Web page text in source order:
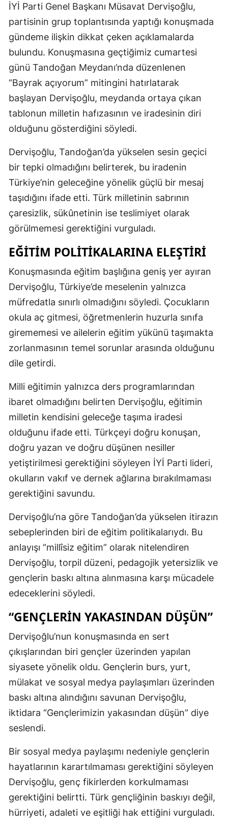
İYİ Parti Genel Başkanı Müsavat Dervişoğlu,
partisinin grup toplantısında yaptığı konuşmada
gündeme ilişkin dikkat çeken açıklamalarda
bulundu. Konuşmasına geçtiğimiz cumartesi
günü Tandoğan Meydanı’nda düzenlenen
“Bayrak açıyorum” mitingini hatırlatarak
başlayan Dervişoğlu, meydanda ortaya çıkan
tablonun milletin hafızasının ve iradesinin diri
olduğunu gösterdiğini söyledi.
Dervişoğlu, Tandoğan’da yükselen sesin geçici
bir tepki olmadığını belirterek, bu iradenin
Türkiye’nin geleceğine yönelik güçlü bir mesaj
taşıdığını ifade etti. Türk milletinin sabrının
çaresizlik, sükûnetinin ise teslimiyet olarak
görülmemesi gerektiğini vurguladı.
EĞITIM POLITIKALARINA ELEŞTIRI
Konuşmasında eğitim başlığına geniş yer ayıran
Dervişoğlu, Türkiye’de meselenin yalnızca
müfredatla sınırlı olmadığını söyledi. Çocukların
okula aç gitmesi, öğretmenlerin huzurla sınıfa
girememesi ve ailelerin eğitim yükünü taşımakta
zorlanmasının temel sorunlar arasında olduğunu
dile getirdi.
Milli eğitimin yalnızca ders programlarından
ibaret olmadığını belirten Dervişoğlu, eğitimin
milletin kendisini geleceğe taşıma iradesi
olduğunu ifade etti. Türkçeyi doğru konuşan,
doğru yazan ve doğru düşünen nesiller
yetiştirilmesi gerektiğini söyleyen İYİ Parti lideri,
okulların vakıf ve dernek ağlarına bırakılmaması
gerektiğini savundu.
Dervişoğlu’na göre Tandoğan’da yükselen itirazın
sebeplerinden biri de eğitim politikalarıydı. Bu
anlayışı “millîsiz eğitim” olarak nitelendiren
Dervişoğlu, torpil düzeni, pedagojik yetersizlik ve
gençlerin baskı altına alınmasına karşı mücadele
edeceklerini söyledi.
“GENÇLERIN YAKASINDAN DÜŞÜN”
Dervişoğlu’nun konuşmasında en sert
çıkışlarından biri gençler üzerinden yapılan
siyasete yönelik oldu. Gençlerin burs, yurt,
mülakat ve sosyal medya paylaşımları üzerinden
baskı altına alındığını savunan Dervişoğlu,
iktidara “Gençlerimizin yakasından düşün” diye
seslendi.
Bir sosyal medya paylaşımı nedeniyle gençlerin
hayatlarının karartılmaması gerektiğini söyleyen
Dervişoğlu, genç fikirlerden korkulmaması
gerektiğini belirtti. Türk gençliğinin baskıyı değil,
hürriyeti, adaleti ve eşitliği hak ettiğini vurguladı.